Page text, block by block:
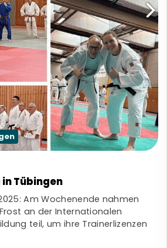
Tübingen
Am Wochenende nahmen
an der Internationalen
teil, um ihre Trainerlizenzen